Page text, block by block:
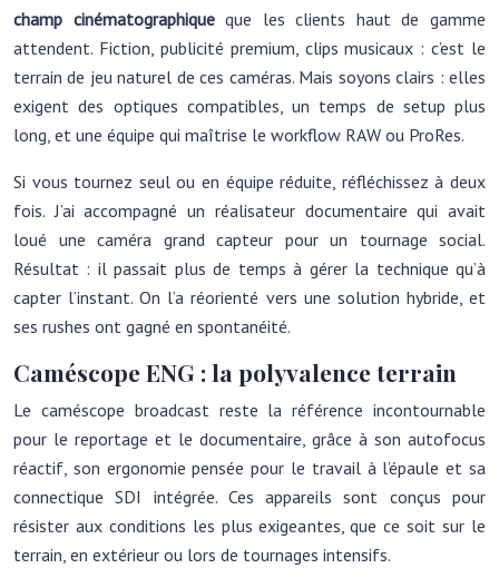
champ cinématographiqueque les clients haut de gamme
attendent. Fiction, publicité premium, clips musicaux : c’est le
terrain de jeu naturel de ces caméras. Mais soyons clairs : elles
exigent des optiques compatibles, un temps de setup plus
long, et une équipe qui maîtrise le workflow RAW ou ProRes.
Si vous tournez seul ou en équipe réduite, réfléchissez à deux
fois. J’ai accompagné un réalisateur documentaire qui avait
loué une caméra grand capteur pour un tournage social.
Résultat : il passait plus de temps à gérer la technique qu’à
capter l’instant. On l’a réorienté vers une solution hybride, et
ses rushes ont gagné en spontanéité.
Caméscope ENG : la polyvalence terrain
Le caméscope broadcast reste la référence incontournable
pour le reportage et le documentaire, grâce à son autofocus
réactif, son ergonomie pensée pour le travail à l’épaule et sa
connectique SDI intégrée. Ces appareils sont conçus pour
résister aux conditions les plus exigeantes, que ce soit sur le
terrain, en extérieur ou lors de tournages intensifs.